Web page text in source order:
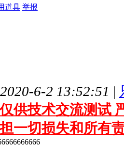
道具 举报
6-2 13:52:51 |
供技术交流测试
一切损失和所有